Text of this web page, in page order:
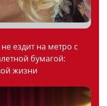
ездит на метро с
бумагой:
жизни